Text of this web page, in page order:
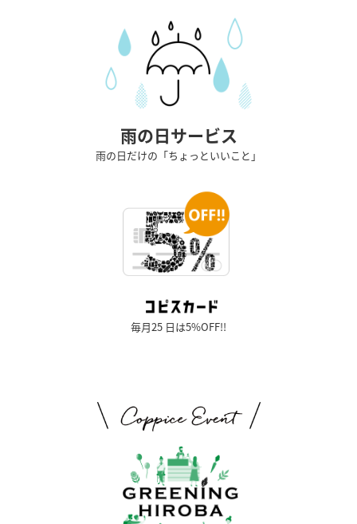
雨の日サービス
雨の日だけの「ちょっといいこと」
毎月25 日は5%OFF!!